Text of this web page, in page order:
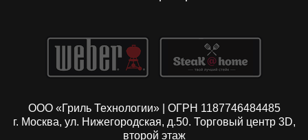
ООО «Гриль Технологии» | ОГРН 1187746484485
г. Москва, ул. Нижегородская, д.50. Торговый центр 3D,
второй этаж